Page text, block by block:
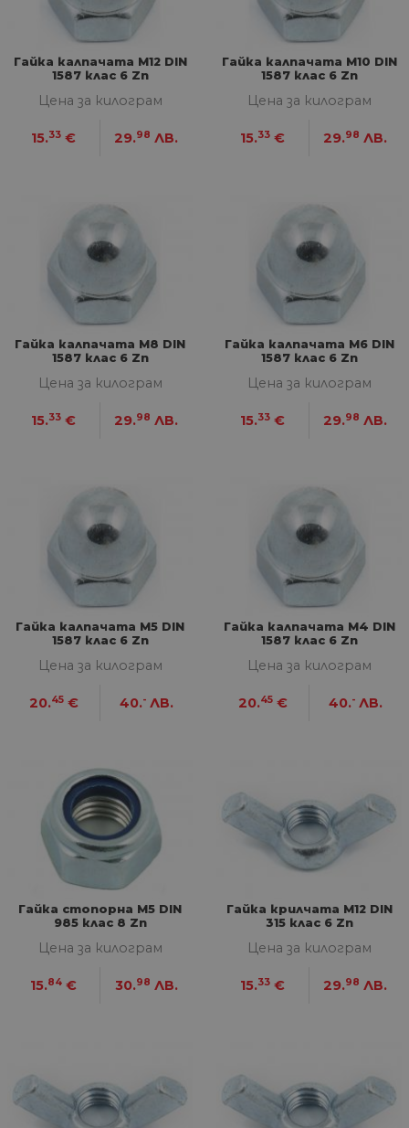
Гайка калпачата М12 DIN
1587 клас 6 Zn
Цена за килограм
15.33 € 29.98 ЛВ.
Гайка калпачата М10 DIN
1587 клас 6 Zn
Цена за килограм
15.33 € 29.98 ЛВ.
Гайка калпачата М8 DIN
1587 клас 6 Zn
Цена за килограм
15.33 € 29.98 ЛВ.
Гайка калпачата М6 DIN
1587 клас 6 Zn
Цена за килограм
15.33 € 29.98 ЛВ.
Гайка калпачата М5 DIN
1587 клас 6 Zn
Цена за килограм
20.45 € 40.- ЛВ.
Гайка калпачата М4 DIN
1587 клас 6 Zn
Цена за килограм
20.45 € 40.- ЛВ.
Гайка стопорна М5 DIN
985 клас 8 Zn
Цена за килограм
15.84 € 30.98 ЛВ.
Гайка крилчата М12 DIN
315 клас 6 Zn
Цена за килограм
15.33 € 29.98 ЛВ.